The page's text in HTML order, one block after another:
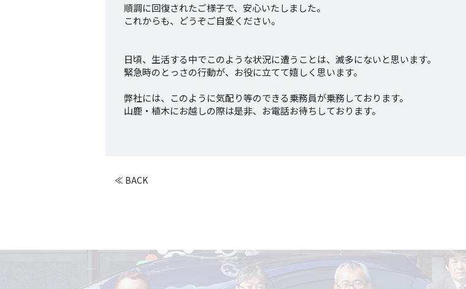
順調に回復されたご様子で、安心いたしました。
これからも、どうぞご自愛ください。
日頃、生活する中でこのような状況に遭うことは、滅多にないと思います。
緊急時のとっさの行動が、お役に立てて嬉しく思います。
弊社には、このように気配り等のできる乗務員が乗務しております。
山鹿・植木にお越しの際は是非、お電話お待ちしております。
≪ BACK